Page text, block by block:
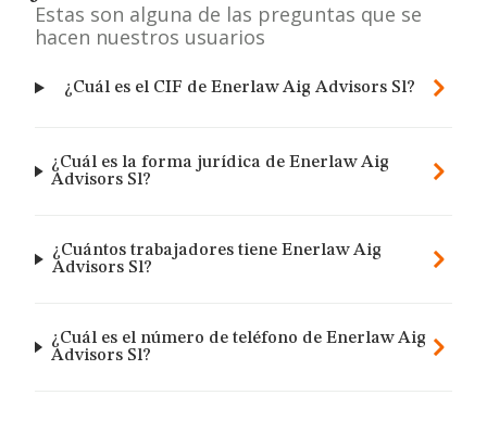
Estas son alguna de las preguntas que se
hacen nuestros usuarios
¿Cuál es el CIF de Enerlaw Aig Advisors Sl?
¿Cuál es la forma jurídica de Enerlaw Aig
Advisors Sl?
¿Cuántos trabajadores tiene Enerlaw Aig
Advisors Sl?
¿Cuál es el número de teléfono de Enerlaw Aig
Advisors Sl?